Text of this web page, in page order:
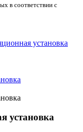
в соответствии с
установка
установка